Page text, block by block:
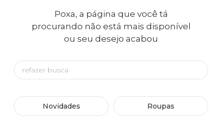
Poxa, a página que você tá
procurando não está mais disponível
ou seu desejo acabou
Novidades Roupas